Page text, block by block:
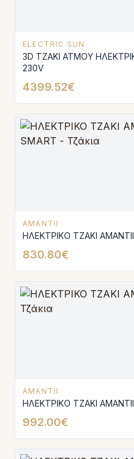
ELECTRIC SUN
3D ΤΖΑΚΙ ΑΤΜΟΥ
230V
4399.52€
AMANTII
830.80€
AMANTII
992.00€